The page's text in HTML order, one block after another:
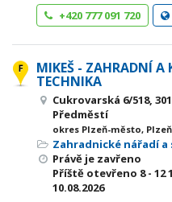
+420 777 091 720
MIKEŠ - ZAHRADNÍ
TECHNIKA
Cukrovarská 6/518,
Předměstí
okres Plzeň-město,
Zahradnické nářadí
Právě je zavřeno
Příště otevřeno 8 - 12
10.08.2026